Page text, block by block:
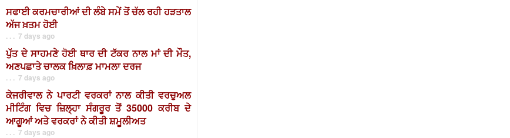
ਸਫਾਈ ਕਰਮਚਾਰੀਆਂ ਦੀ ਲੰਬੇ ਸਮੇਂ ਤੋਂ ਚੱਲ ਰਹੀ ਹੜਤਾਲ
ਅੱਜ ਖ਼ਤਮ ਹੋਈ
. . . 7 days ago
ਪੁੱਤ ਦੇ ਸਾਹਮਣੇ ਹੋਈ ਥਾਰ ਦੀ ਟੱਕਰ ਨਾਲ ਮਾਂ ਦੀ ਮੌਤ,
ਅਣਪਛਾਤੇ ਚਾਲਕ ਖ਼ਿਲਾਫ਼ ਮਾਮਲਾ ਦਰਜ
. . . 7 days ago
ਕੇਜਰੀਵਾਲ ਨੇ ਪਾਰਟੀ ਵਰਕਰਾਂ ਨਾਲ ਕੀਤੀ ਵਰਚੁਅਲ
ਮੀਟਿੰਗ ਵਿਚ ਜ਼ਿਲ੍ਹਾ ਸੰਗਰੂਰ ਤੋਂ 35000 ਕਰੀਬ ਦੇ
ਆਗੂਆਂ ਅਤੇ ਵਰਕਰਾਂ ਨੇ ਕੀਤੀ ਸ਼ਮੂਲੀਅਤ
. . . 7 days ago